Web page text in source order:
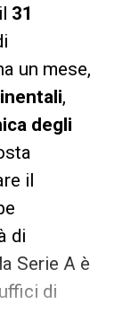
31
un mese,
,
degli
il
di
Serie A è
di